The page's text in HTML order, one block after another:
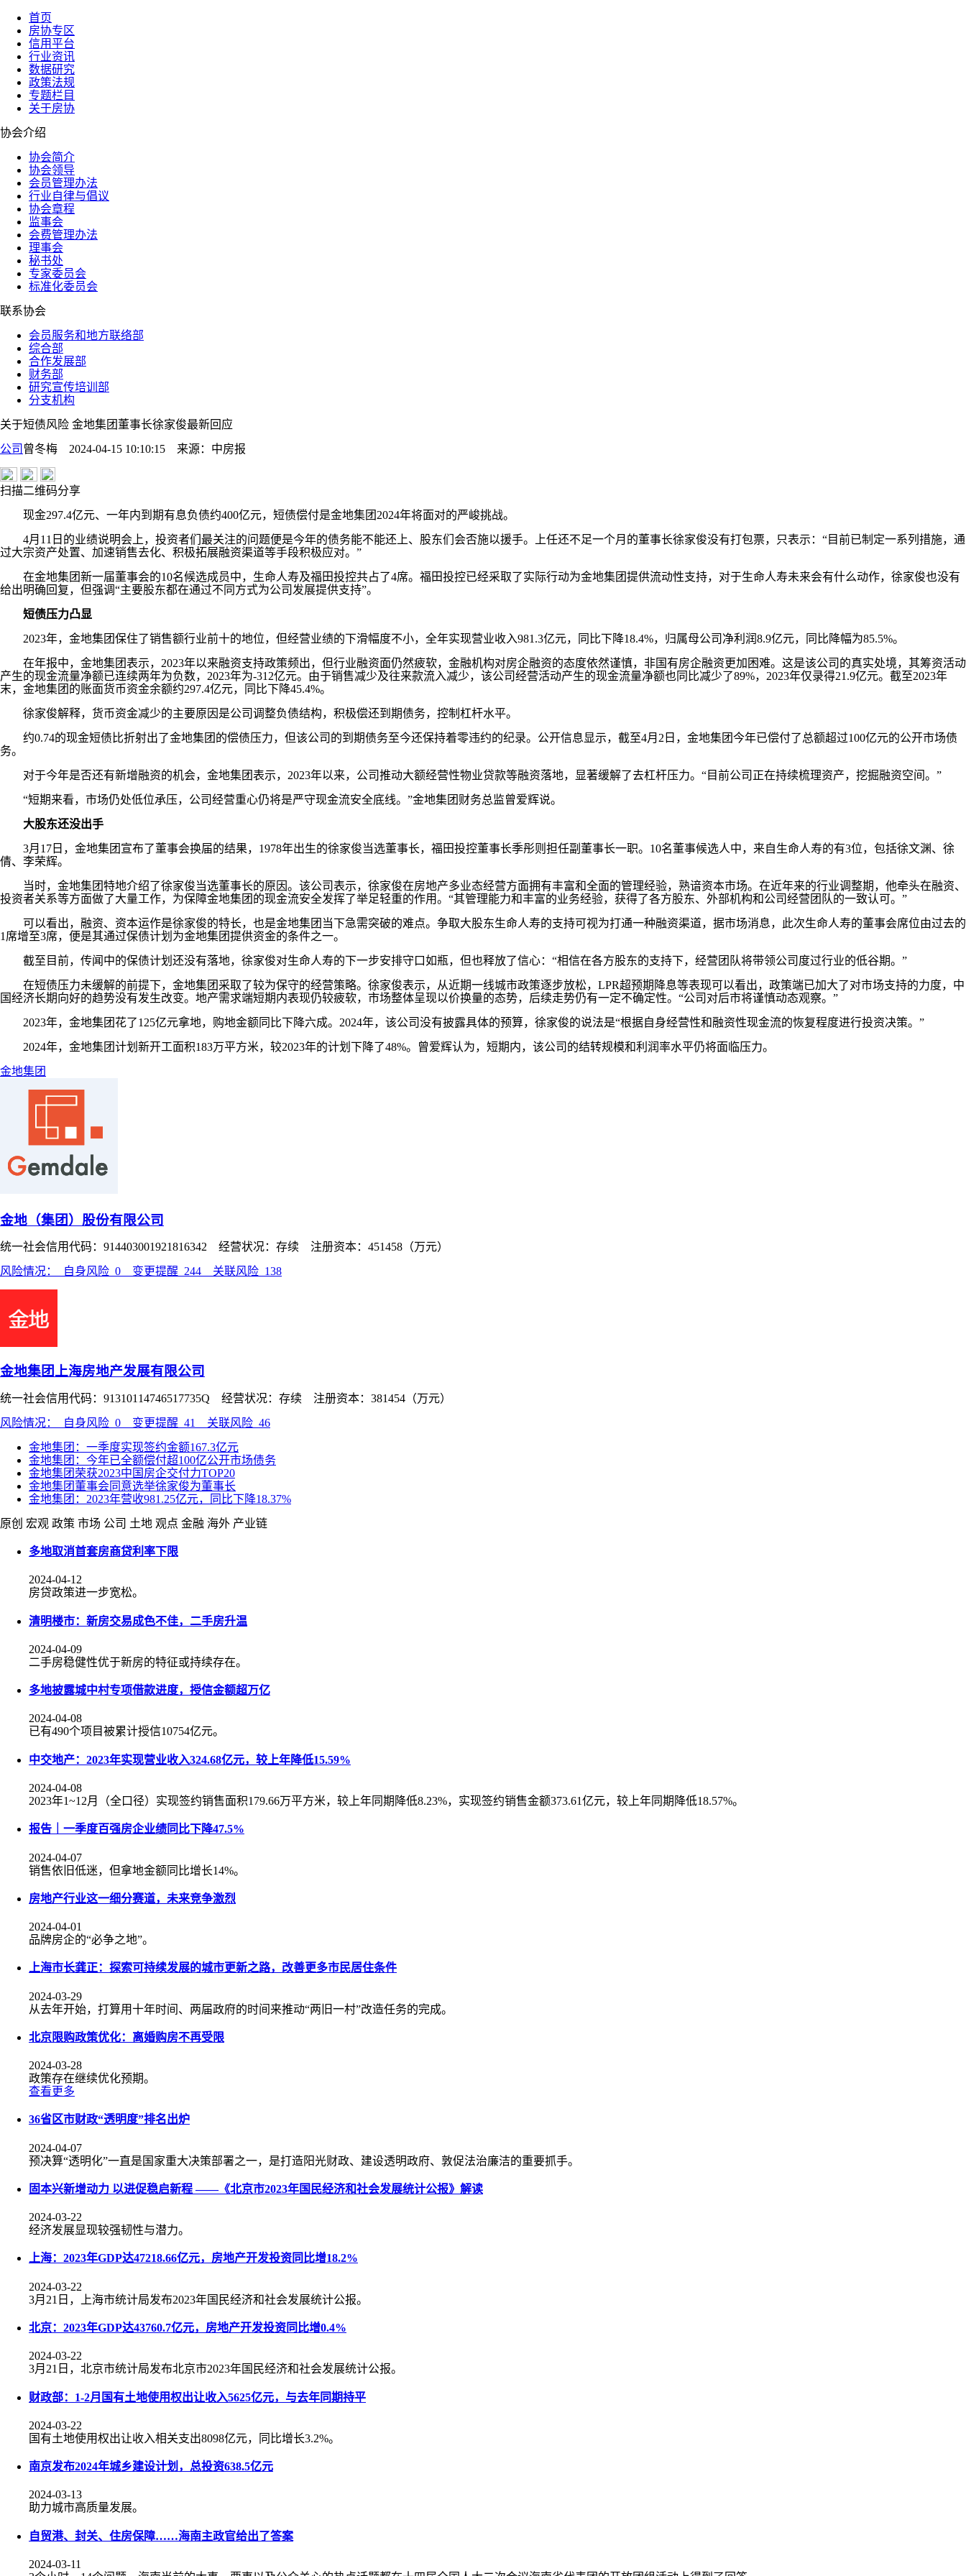
首页
房协专区
信用平台
行业资讯
数据研究
政策法规
专题栏目
关于房协
协会介绍
协会简介
协会领导
会员管理办法
行业自律与倡议
协会章程
监事会
会费管理办法
理事会
秘书处
专家委员会
标准化委员会
联系协会
会员服务和地方联络部
综合部
合作发展部
财务部
研究宣传培训部
分支机构
关于短债风险 金地集团董事长徐家俊最新回应
公司 曾冬梅 2024-04-15 10:10:15 来源： 中房报
扫描二维码分享
现金297.4亿元、一年内到期有息负债约400亿元，短债偿付是金地集团2024年将面对的严峻挑战。
4月11日的业绩说明会上，投资者们最关注的问题便是今年的债务能不能还上、股东们会否施以援手。上任还不足一个月的董事长徐家俊没有打包票，只表示：“目前已制定一系列措施，通
过大宗资产处置、加速销售去化、积极拓展融资渠道等手段积极应对。”
在金地集团新一届董事会的10名候选成员中，生命人寿及福田投控共占了4席。福田投控已经采取了实际行动为金地集团提供流动性支持，对于生命人寿未来会有什么动作，徐家俊也没有
给出明确回复，但强调“主要股东都在通过不同方式为公司发展提供支持”。
短债压力凸显
2023年，金地集团保住了销售额行业前十的地位，但经营业绩的下滑幅度不小，全年实现营业收入981.3亿元，同比下降18.4%，归属母公司净利润8.9亿元，同比降幅为85.5%。
在年报中，金地集团表示，2023年以来融资支持政策频出，但行业融资面仍然疲软，金融机构对房企融资的态度依然谨慎，非国有房企融资更加困难。这是该公司的真实处境，其筹资活动
产生的现金流量净额已连续两年为负数，2023年为-312亿元。由于销售减少及往来款流入减少，该公司经营活动产生的现金流量净额也同比减少了89%，2023年仅录得21.9亿元。截至2023年
末，金地集团的账面货币资金余额约297.4亿元，同比下降45.4%。
徐家俊解释，货币资金减少的主要原因是公司调整负债结构，积极偿还到期债务，控制杠杆水平。
约0.74的现金短债比折射出了金地集团的偿债压力，但该公司的到期债务至今还保持着零违约的纪录。公开信息显示，截至4月2日，金地集团今年已偿付了总额超过100亿元的公开市场债
务。
对于今年是否还有新增融资的机会，金地集团表示，2023年以来，公司推动大额经营性物业贷款等融资落地，显著缓解了去杠杆压力。“目前公司正在持续梳理资产，挖掘融资空间。”
“短期来看，市场仍处低位承压，公司经营重心仍将是严守现金流安全底线。”金地集团财务总监曾爱辉说。
大股东还没出手
3月17日，金地集团宣布了董事会换届的结果，1978年出生的徐家俊当选董事长，福田投控董事长季彤则担任副董事长一职。10名董事候选人中，来自生命人寿的有3位，包括徐文渊、徐
倩、李荣辉。
当时，金地集团特地介绍了徐家俊当选董事长的原因。该公司表示，徐家俊在房地产多业态经营方面拥有丰富和全面的管理经验，熟谙资本市场。在近年来的行业调整期，他牵头在融资、
投资者关系等方面做了大量工作，为保障金地集团的现金流安全发挥了举足轻重的作用。“其管理能力和丰富的业务经验，获得了各方股东、外部机构和公司经营团队的一致认可。”
可以看出，融资、资本运作是徐家俊的特长，也是金地集团当下急需突破的难点。争取大股东生命人寿的支持可视为打通一种融资渠道，据市场消息，此次生命人寿的董事会席位由过去的
1席增至3席，便是其通过保债计划为金地集团提供资金的条件之一。
截至目前，传闻中的保债计划还没有落地，徐家俊对生命人寿的下一步安排守口如瓶，但也释放了信心：“相信在各方股东的支持下，经营团队将带领公司度过行业的低谷期。”
在短债压力未缓解的前提下，金地集团采取了较为保守的经营策略。徐家俊表示，从近期一线城市政策逐步放松，LPR超预期降息等表现可以看出，政策端已加大了对市场支持的力度，中
国经济长期向好的趋势没有发生改变。地产需求端短期内表现仍较疲软，市场整体呈现以价换量的态势，后续走势仍有一定不确定性。“公司对后市将谨慎动态观察。”
2023年，金地集团花了125亿元拿地，购地金额同比下降六成。2024年，该公司没有披露具体的预算，徐家俊的说法是“根据自身经营性和融资性现金流的恢复程度进行投资决策。”
2024年，金地集团计划新开工面积183万平方米，较2023年的计划下降了48%。曾爱辉认为，短期内，该公司的结转规模和利润率水平仍将面临压力。
金地集团
金地（集团）股份有限公司
统一社会信用代码：914403001921816342 经营状况：存续 注册资本：451458（万元）
风险情况：
自身风险 0 变更提醒 244 关联风险 138
金地集团上海房地产发展有限公司
统一社会信用代码：91310114746517735Q 经营状况：存续 注册资本：381454（万元）
风险情况：
自身风险 0 变更提醒 41 关联风险 46
金地集团：一季度实现签约金额167.3亿元
金地集团：今年已全额偿付超100亿公开市场债务
金地集团荣获2023中国房企交付力TOP20
金地集团董事会同意选举徐家俊为董事长
金地集团：2023年营收981.25亿元，同比下降18.37%
原创 宏观 政策 市场 公司 土地 观点 金融 海外 产业链
多地取消首套房商贷利率下限
2024-04-12
房贷政策进一步宽松。
清明楼市：新房交易成色不佳，二手房升温
2024-04-09
二手房稳健性优于新房的特征或持续存在。
多地披露城中村专项借款进度，授信金额超万亿
2024-04-08
已有490个项目被累计授信10754亿元。
中交地产：2023年实现营业收入324.68亿元，较上年降低15.59%
2024-04-08
2023年1~12月（全口径）实现签约销售面积179.66万平方米，较上年同期降低8.23%，实现签约销售金额373.61亿元，较上年同期降低18.57%。
报告｜一季度百强房企业绩同比下降47.5%
2024-04-07
销售依旧低迷，但拿地金额同比增长14%。
房地产行业这一细分赛道，未来竞争激烈
2024-04-01
品牌房企的“必争之地”。
上海市长龚正：探索可持续发展的城市更新之路，改善更多市民居住条件
2024-03-29
从去年开始，打算用十年时间、两届政府的时间来推动“两旧一村”改造任务的完成。
北京限购政策优化：离婚购房不再受限
2024-03-28
政策存在继续优化预期。
查看更多
36省区市财政“透明度”排名出炉
2024-04-07
预决算“透明化”一直是国家重大决策部署之一，是打造阳光财政、建设透明政府、敦促法治廉洁的重要抓手。
固本兴新增动力 以进促稳启新程 ——《北京市2023年国民经济和社会发展统计公报》解读
2024-03-22
经济发展显现较强韧性与潜力。
上海：2023年GDP达47218.66亿元，房地产开发投资同比增18.2%
2024-03-22
3月21日，上海市统计局发布2023年国民经济和社会发展统计公报。
北京：2023年GDP达43760.7亿元，房地产开发投资同比增0.4%
2024-03-22
3月21日，北京市统计局发布北京市2023年国民经济和社会发展统计公报。
财政部：1-2月国有土地使用权出让收入5625亿元，与去年同期持平
2024-03-22
国有土地使用权出让收入相关支出8098亿元，同比增长3.2%。
南京发布2024年城乡建设计划，总投资638.5亿元
2024-03-13
助力城市高质量发展。
自贸港、封关、住房保障……海南主政官给出了答案
2024-03-11